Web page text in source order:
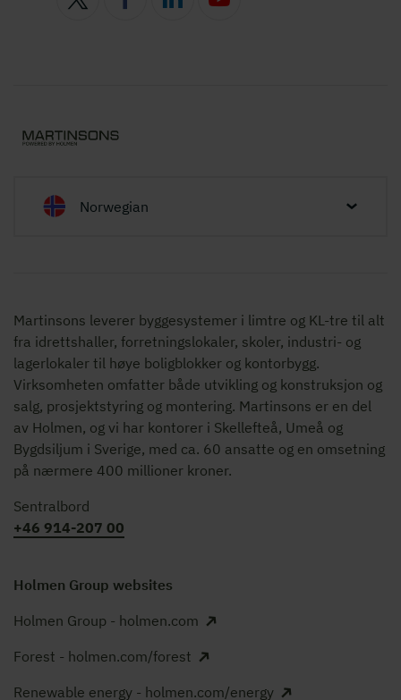
Norwegian
Martinsons leverer byggesystemer i limtre og KL-tre til alt
fra idrettshaller, forretningslokaler, skoler, industri- og
lagerlokaler til høye boligblokker og kontorbygg.
Virksomheten omfatter både utvikling og konstruksjon og
salg, prosjektstyring og montering. Martinsons er en del
av Holmen, og vi har kontorer i Skellefteå, Umeå og
Bygdsiljum i Sverige, med ca. 60 ansatte og en omsetning
på nærmere 400 millioner kroner.
Sentralbord
+46 914-207 00
Holmen Group websites
Holmen Group - holmen.com
Forest - holmen.com/forest
Renewable energy - holmen.com/energy